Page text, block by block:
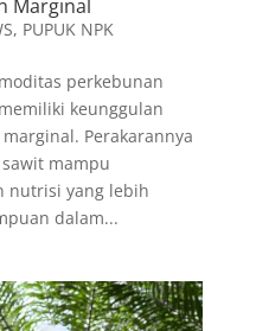
Marginal
, PUPUK NPK
perkebunan
keunggulan
Perakarannya
mampu
nutrisi yang lebih
dalam...